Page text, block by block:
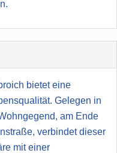
bietet eine
Gelegen in
am Ende
verbindet dieser
mit einer